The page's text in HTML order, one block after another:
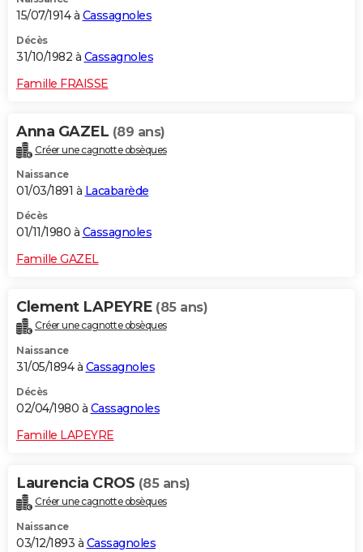
15/07/1914 à Cassagnoles
Décès
31/10/1982 à Cassagnoles
Famille FRAISSE
Anna GAZEL (89 ans)
Créer une cagnotte obsèques
Naissance
01/03/1891 à Lacabarède
Décès
01/11/1980 à Cassagnoles
Famille GAZEL
Clement LAPEYRE (85 ans)
Créer une cagnotte obsèques
Naissance
31/05/1894 à Cassagnoles
Décès
02/04/1980 à Cassagnoles
Famille LAPEYRE
Laurencia CROS (85 ans)
Créer une cagnotte obsèques
Naissance
03/12/1893 à Cassagnoles